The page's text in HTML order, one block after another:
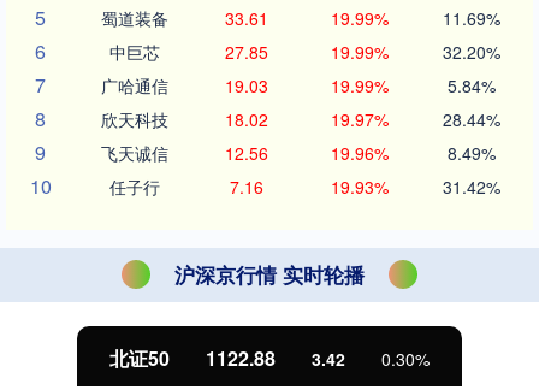
5 蜀道装备 33.61 19.99% 11.69%
6 中巨芯 27.85 19.99% 32.20%
7 广哈通信 19.03 19.99% 5.84%
8 欣天科技 18.02 19.97% 28.44%
9 飞天诚信 12.56 19.96% 8.49%
10 任子行 7.16 19.93% 31.42%
沪深京行情 实时轮播
北证50 1122.88 3.42 0.30%